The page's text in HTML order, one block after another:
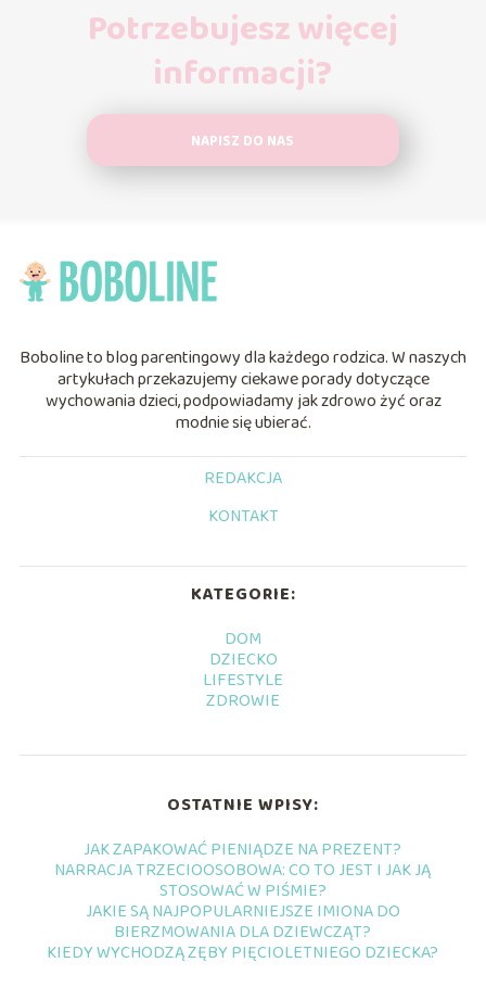
Potrzebujesz więcej
informacji?
NAPISZ DO NAS
Boboline to blog parentingowy dla każdego rodzica. W naszych
artykułach przekazujemy ciekawe porady dotyczące
wychowania dzieci, podpowiadamy jak zdrowo żyć oraz
modnie się ubierać.
REDAKCJA
KONTAKT
KATEGORIE:
DOM
DZIECKO
LIFESTYLE
ZDROWIE
OSTATNIE WPISY:
JAK ZAPAKOWAĆ PIENIĄDZE NA PREZENT?
NARRACJA TRZECIOOSOBOWA: CO TO JEST I JAK JĄ
STOSOWAĆ W PIŚMIE?
JAKIE SĄ NAJPOPULARNIEJSZE IMIONA DO
BIERZMOWANIA DLA DZIEWCZĄT?
KIEDY WYCHODZĄ ZĘBY PIĘCIOLETNIEGO DZIECKA?